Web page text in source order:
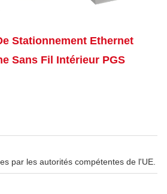
Stationnement Ethernet
Sans Fil Intérieur PGS
par les autorités compétentes de l'UE.